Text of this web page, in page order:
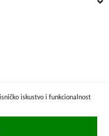
iskustvo i funkcionalnost